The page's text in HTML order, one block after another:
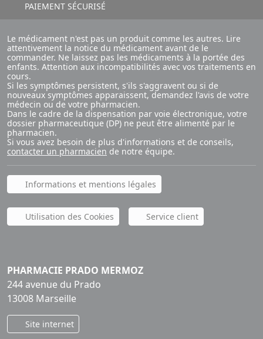
PAIEMENT SÉCURISÉ
Le médicament n'est pas un produit comme les autres. Lire
attentivement la notice du médicament avant de le
commander. Ne laissez pas les médicaments à la portée des
enfants. Attention aux incompatibilités avec vos traitements en
cours.
Si les symptômes persistent, s'ils s'aggravent ou si de
nouveaux symptômes apparaissent, demandez l'avis de votre
médecin ou de votre pharmacien.
Dans le cadre de la dispensation par voie électronique, votre
dossier pharmaceutique (DP) ne peut être alimenté par le
pharmacien.
Si vous avez besoin de plus d'informations et de conseils,
contacter un pharmacien de notre équipe.
Informations et mentions légales
Utilisation des Cookies Service client
PHARMACIE PRADO MERMOZ
244 avenue du Prado
13008 Marseille
Site internet